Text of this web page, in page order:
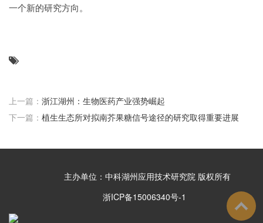
一个新的研究方向。
上一篇： 浙江湖州：生物医药产业强势崛起
下一篇： 植生生态所对拟南芥果糖信号途径的研究取得重要进展
主办单位：中科湖州应用技术研究院 版权所有
浙ICP备15006340号-1